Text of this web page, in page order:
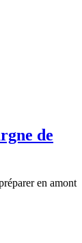
de
en amont